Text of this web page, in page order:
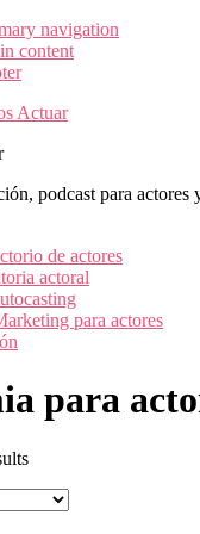
navigation
content
podcast para actores
de actores
actoral
para actores
para